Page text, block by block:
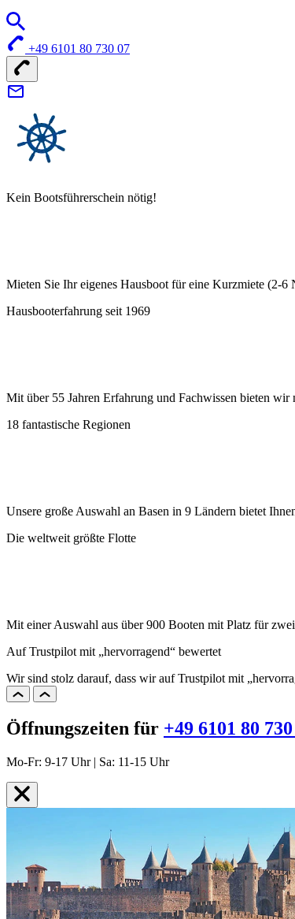
+49 6101 80 730 07
Kein Bootsführerschein nötig!
Mieten Sie Ihr eigenes Hausboot für eine Kurzmiete (2-6
Hausbooterfahrung seit 1969
Mit über 55 Jahren Erfahrung und Fachwissen bieten
18 fantastische Regionen
Unsere große Auswahl an Basen in 9 Ländern bietet
Die weltweit größte Flotte
Mit einer Auswahl aus über 900 Booten mit Platz für
Auf Trustpilot mit „hervorragend“ bewertet
Wir sind stolz darauf, dass wir auf Trustpilot mit
Öffnungszeiten für +49 6101 80
Mo-Fr: 9-17 Uhr | Sa: 11-15 Uhr